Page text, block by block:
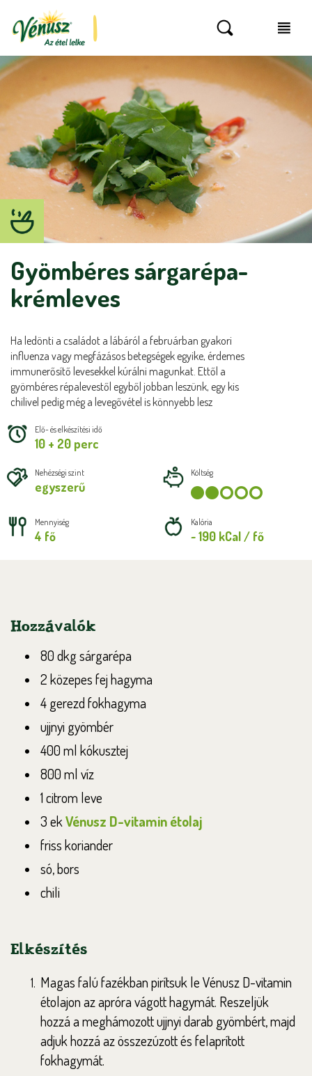
Gyömbéres sárgarépa-
krémleves
Ha ledönti a családot a lábáról a februárban gyakori
influenza vagy megfázásos betegségek egyike, érdemes
immunerősítő levesekkel kúrálni magunkat. Ettől a
gyömbéres répalevestől egyből jobban leszünk, egy kis
chilivel pedig még a levegővétel is könnyebb lesz
Elő- és elkészítési idő
10 + 20 perc
Nehézségi szint
egyszerű
Költség
Mennyiség
4 fő
Kalória
~ 190 kCal / fő
Hozzávalók
80 dkg sárgarépa
2 közepes fej hagyma
4 gerezd fokhagyma
ujjnyi gyömbér
400 ml kókusztej
800 ml víz
1 citrom leve
3 ekVénusz D-vitamin étolaj
friss koriander
só, bors
chili
Elkészítés
Magas falú fazékban pirítsuk le Vénusz D-vitamin
étolajon az apróra vágott hagymát. Reszeljük
hozzá a meghámozott ujjnyi darab gyömbért, majd
adjuk hozzá az összezúzott és felaprított
fokhagymát.